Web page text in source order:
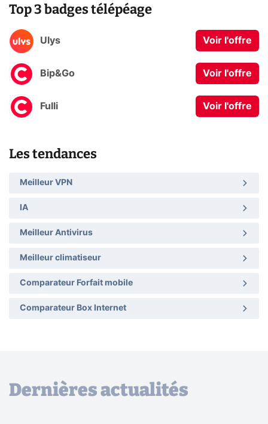
Top 3 badges télépéage
Ulys Voir l'offre
Bip&Go Voir l'offre
Fulli Voir l'offre
Les tendances
Meilleur VPN
IA
Meilleur Antivirus
Meilleur climatiseur
Comparateur Forfait mobile
Comparateur Box Internet
Dernières actualités